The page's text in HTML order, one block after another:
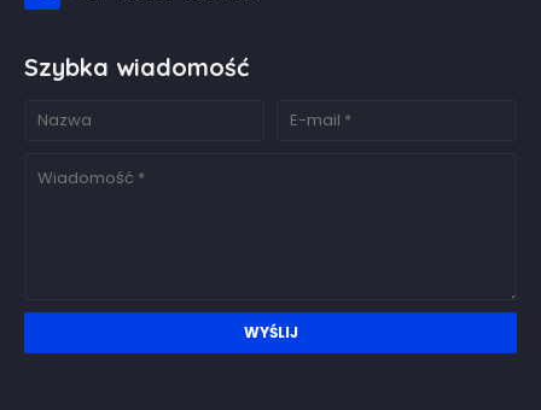
Szybka wiadomość